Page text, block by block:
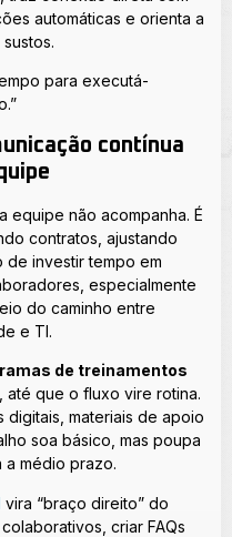
automáticas e orienta a
para executá-
contínua
equipe não acompanha. É
contratos, ajustando
de investir tempo em
especialmente
do caminho entre
e TI.
de treinamentos
, até que o fluxo vire rotina.
digitais, materiais de apoio
soa básico, mas poupa
a médio prazo.
vira “braço direito” do
criar FAQs